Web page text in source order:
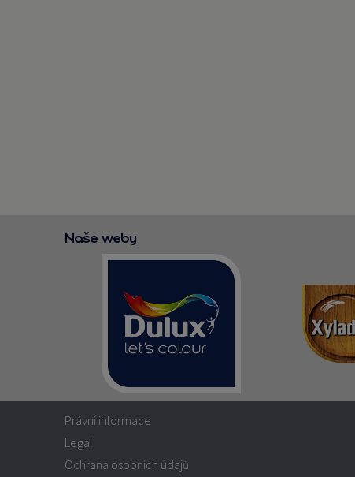
Naše weby
Právní informace
Legal
Ochrana osobních údajů